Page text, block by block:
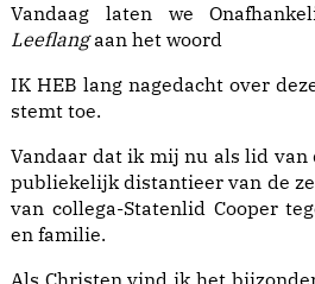
Vandaag laten we
Leeflangaan het woord
IK HEB lang nagedacht over
stemt toe.
Vandaar dat ik mij nu als lid van
publiekelijk distantieer van de
van collega-Statenlid Cooper
en familie.